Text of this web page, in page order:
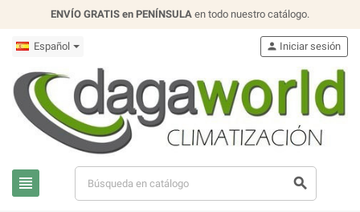
ENVÍO GRATIS en PENÍNSULA en todo nuestro catálogo.
Español
view_headline search
person Iniciar sesión